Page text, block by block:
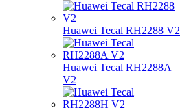
Huawei Tecal RH2288 V2
Huawei Tecal RH2288A
V2